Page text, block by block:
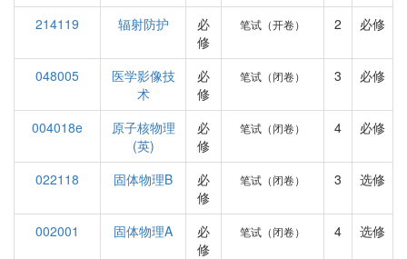
214119 辐射防护
必
修
笔试（开卷） 2 必修
048005
医学影像技
术
必
修
笔试（闭卷） 3 必修
004018e
原子核物理
(英)
必
修
笔试（闭卷） 4 必修
022118 固体物理B
必
修
笔试（闭卷） 3 选修
002001 固体物理A
必
修
笔试（闭卷） 4 选修